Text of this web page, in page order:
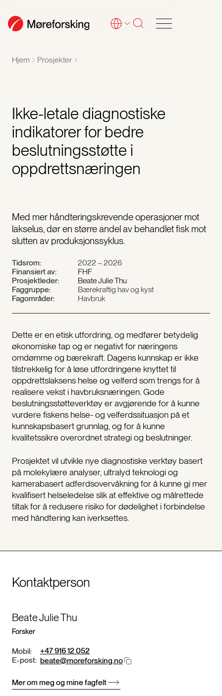
Hjem Prosjekter
Ikke-letale diagnostiske
indikatorer for bedre
beslutningsstøtte i
oppdrettsnæringen
Med mer håndteringskrevende operasjoner mot
lakselus, dør en større andel av behandlet fisk mot
slutten av produksjonssyklus.
​Dette er en etisk utfordring, og medfører betydelig
økonomiske tap og er negativt for næringens
omdømme og bærekraft. Dagens kunnskap er ikke
tilstrekkelig for å løse utfordringene knyttet til
oppdrettslaksens helse og velferd som trengs for å
realisere vekst i havbruksnæringen. Gode
beslutningsstøtteverktøy er avgjørende for å kunne
vurdere fiskens helse- og velferdssituasjon på et
kunnskapsbasert grunnlag, og for å kunne
kvalitetssikre overordnet strategi og beslutninger.
Prosjektet vil utvikle nye diagnostiske verktøy basert
på molekylære analyser, ultralyd teknologi og
kamerabasert adferdsovervåkning for å kunne gi mer
kvalifisert helseledelse slik at effektive og målrettede
tiltak for å redusere risiko for dødelighet i forbindelse
med håndtering kan iverksettes.
Tidsrom:
2022 – 2026
Finansiert av:
FHF
Prosjektleder:
Beate Julie Thu
Faggruppe:
Bærekraftig hav og kyst
Fagområder:
Havbruk
Kontaktperson
Beate Julie Thu
Forsker
Mobil:
+47 916 12 052
E-post: beate@moreforsking.no
Mer om meg og mine fagfelt